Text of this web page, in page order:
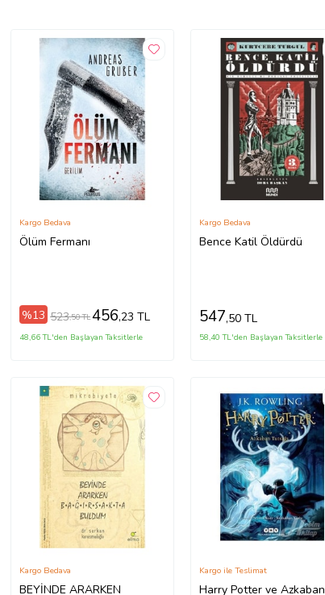
Ölüm Fermanı
Kargo Bedava
%13 523,50 TL456,23 TL
48,66 TL'den Başlayan Taksitlerle
Bence Katil Öldürdü
Kargo Bedava
547,50 TL
58,40 TL'den Başlayan Taksitlerle
BEYİNDE ARARKEN
Kargo Bedava
Harry Potter ve Azkaban
Kargo ile Teslimat